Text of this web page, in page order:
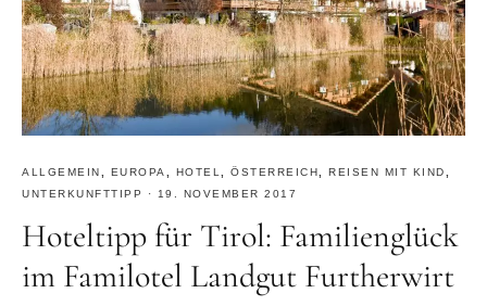
ALLGEMEIN EUROPA HOTEL ÖSTERREICH REISEN MIT KIND
UNTERKUNFTTIPP
· 19. NOVEMBER 2017
Hoteltipp für Tirol: Familienglück
im Familotel Landgut Furtherwirt